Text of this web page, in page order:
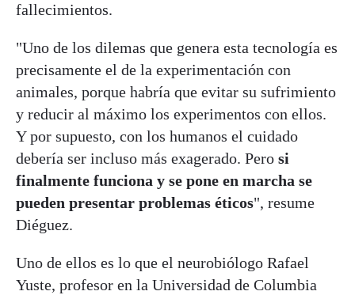
fallecimientos.
"Uno de los dilemas que genera esta tecnología es
precisamente el de la experimentación con
animales, porque habría que evitar su sufrimiento
y reducir al máximo los experimentos con ellos.
Y por supuesto, con los humanos el cuidado
debería ser incluso más exagerado. Pero si
finalmente funciona y se pone en marcha se
pueden presentar problemas éticos", resume
Diéguez.
Uno de ellos es lo que el neurobiólogo Rafael
Yuste, profesor en la Universidad de Columbia